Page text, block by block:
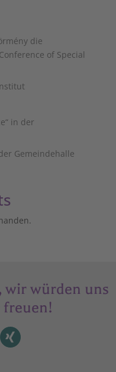
die
of Special
in der
Gemeindehalle
wir würden uns
freuen!